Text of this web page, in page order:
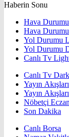
Haberin Sonu
Hava
Hava
Yol Durumu
Yol Durumu
Canlı Tv
Canlı Tv Dark
Yayın
Yayın
Nöbetçi
Son Dakika
Canlı Borsa